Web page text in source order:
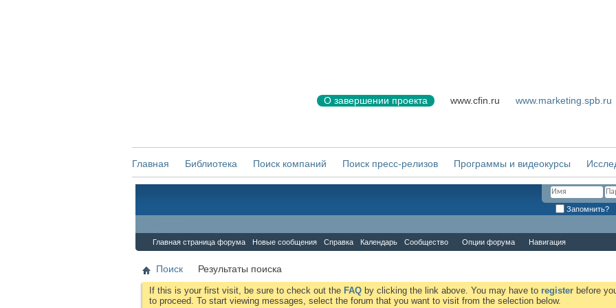
О завершении проекта www.cfin.ru www.marketing.spb.ru
Главная Библиотека Поиск компаний Поиск пресс-релизов Программы и видеокурсы
Запомнить?
Главная страница форума Новые сообщения Справка Календарь Сообщество Опции форума Навигация
Поиск Результаты поиска
If this is your first visit, be sure to check out the FAQ by clicking the link above. You may have to register before
to proceed. To start viewing messages, select the forum that you want to visit from the selection below.